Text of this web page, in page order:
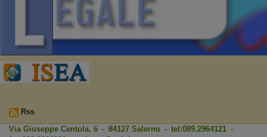
Rss
Via Giuseppe Centola, 6 - 84127 Salerno - tel:089.2964121 -